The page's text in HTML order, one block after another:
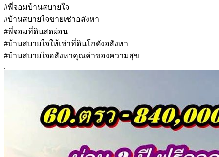
#พี่จอมบ้านสบายใจ
#บ้านสบายใจขายเช่าอสังหา
#พี่จอมที่ดินสดผ่อน
#บ้านสบายใจให้เช่าที่ดินโกดังอสังหา
#บ้านสบายใจอสังหาคุณค่าของความสุข
.